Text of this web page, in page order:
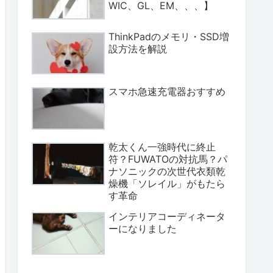
WIC、GL、EM、、、】
ThinkPadのメモリ・SSD増
設方法を解説
スマホ急速充電器おすすめ
乾太くん一強時代に終止
符？FUWATOの対抗馬？パ
ナソニックの次世代衣類乾
燥機「ソレイル」がもたら
す革命
インテリアコーディネータ
ーになりました